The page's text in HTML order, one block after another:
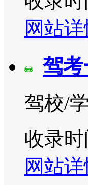
网站
驾
驾校/
收录时
网站